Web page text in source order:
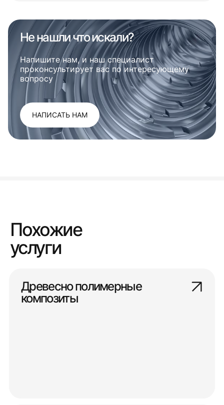
Не нашли что искали?
Напишите нам, и наш специалист
проконсультирует вас по интересующему
вопросу
НАПИСАТЬ НАМ
Похожие
услуги
Древесно полимерные
композиты